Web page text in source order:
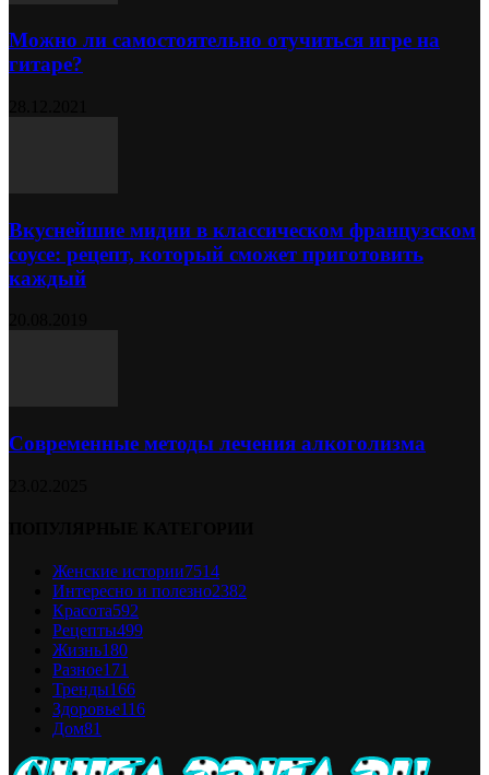
Можно ли самостоятельно отучиться игре на
гитаре?
Вкуснейшие мидии в классическом французском
соусе: рецепт, который сможет приготовить
каждый
Современные методы лечения алкоголизма
Женские истории7514
Интересно и полезно2382
Красота592
Рецепты499
Жизнь180
Разное171
Тренды166
Здоровье116
Дом81